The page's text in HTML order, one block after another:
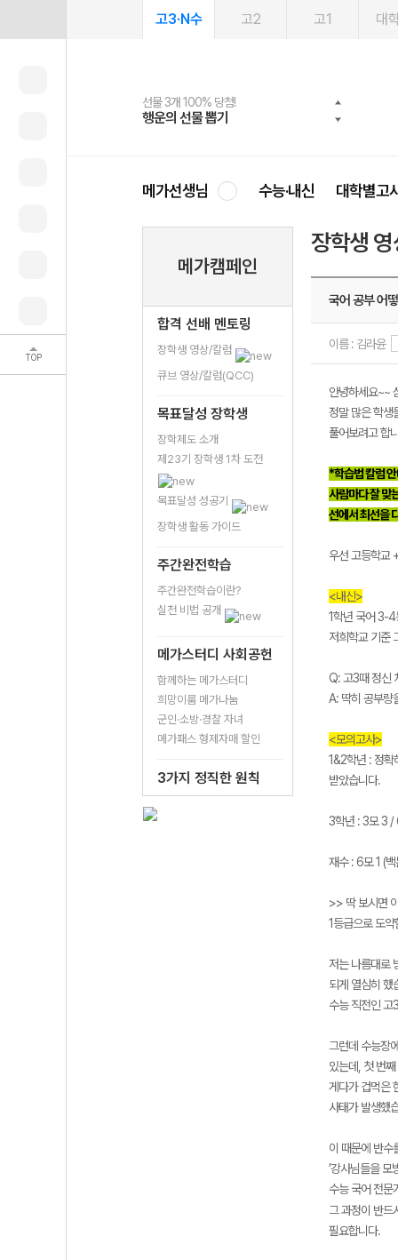
TOP
고3·N수 고2 고1 대
선물 3개 100% 당첨!
행운의 선물 뽑기
선물 100% 증정!
메가스터디 X 올리브
여름방학 스터디 캐시백
메가런 썸머스쿨
2027 러셀 단과
강사 공개선발
스마트러닝앱
설문 EVENT
메가패스
3일 무료 체험권
메가패스 수강생 무료혜택!
메가클럽 멤버십
사회공헌 캠페인
희망이룸 메가나눔
메가선생님 수능·내신 대학별고
메가캠페인
합격 선배 멘토링
장학생 영상/칼럼
큐브 영상/칼럼(QCC)
목표달성 장학생
장학제도 소개
제23기 장학생 1차 도전
목표달성 성공기
장학생 활동 가이드
주간완전학습
주간완전학습이란?
실천 비법 공개
메가스터디 사회공헌
함께하는 메가스터디
희망이룸 메가나눔
군인·소방·경찰 자녀
메가패스 형제자매 할인
3가지 정직한 원칙
장학생
국어 공부 어
이름 : 김라윤
안녕하세요~~
정말 많은 학생
풀어보려고 합
*학습법 칼럼
사람마다 잘 맞
선에서 최선을
우선 고등학교
<내신>
1학년 국어 3-
저희학교 기준
Q: 고3때 정신
A: 딱히 공부량
<모의고사>
1&2학년 : 정확
받았습니다.
3학년 : 3모 3 /
재수 : 6모 1 (
>> 딱 보시면
1등급으로 도약
저는 나름대로
되게 열심히 했
수능 직전인 고
그런데 수능장
있는데, 첫 번
게다가 겁먹은
사태가 발생했
이 때문에 반수
’강사님들을
수능 국어 전문
그 과정이 반드
필요합니다.